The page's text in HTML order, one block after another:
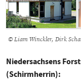
© Liam Winckler, Dirk
Niedersachsens
(Schirmherrin):